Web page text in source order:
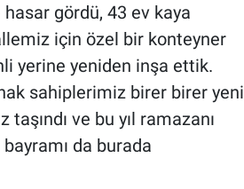
gördü, 43 ev kaya
için özel bir konteyner
yerine yeniden inşa ettik.
sahiplerimiz birer birer yeni
ve bu yıl ramazanı
da burada